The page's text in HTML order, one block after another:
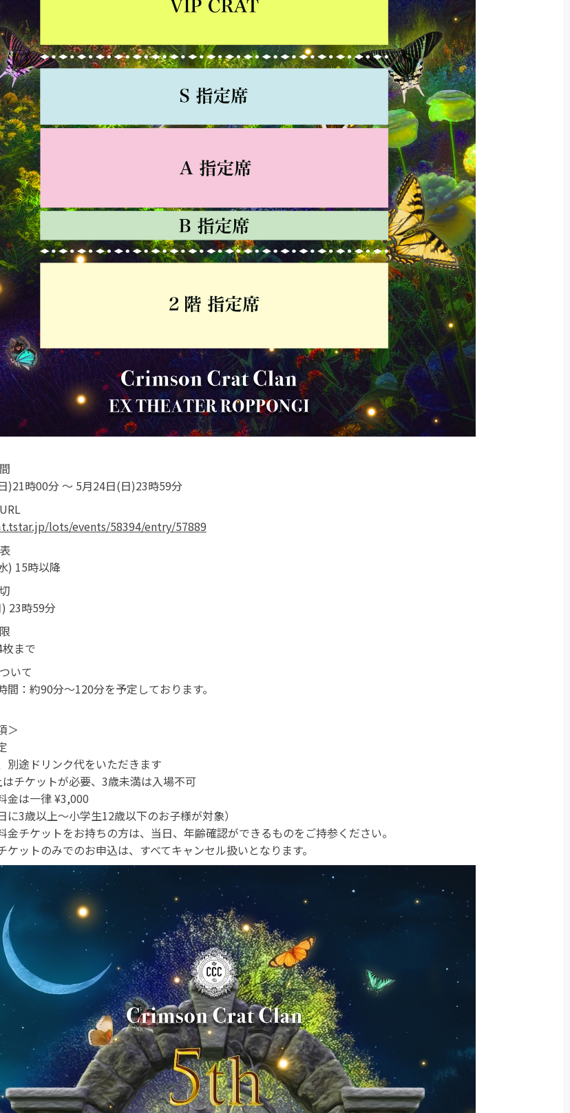
)21時00分 ～ 5月24日(日)23時59分
lots/events/58394/entry/57889
) 15時以降
23時59分
まで
いて
間：約90分〜120分を予定しております。
＞
別途ドリンク代をいただきます
チケットが必要、3歳未満は入場不可
金は一律 ¥3,000
に3歳以上〜小学生12歳以下のお子様が対象）
チケットをお持ちの方は、当日、年齢確認ができるものをご持参ください。
ットのみでのお申込は、すべてキャンセル扱いとなります。